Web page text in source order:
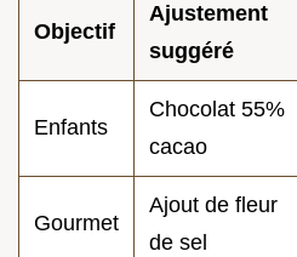
Objectif
Ajustement
suggéré
Enfants
Chocolat 55%
cacao
Gourmet
Ajout de fleur
de sel